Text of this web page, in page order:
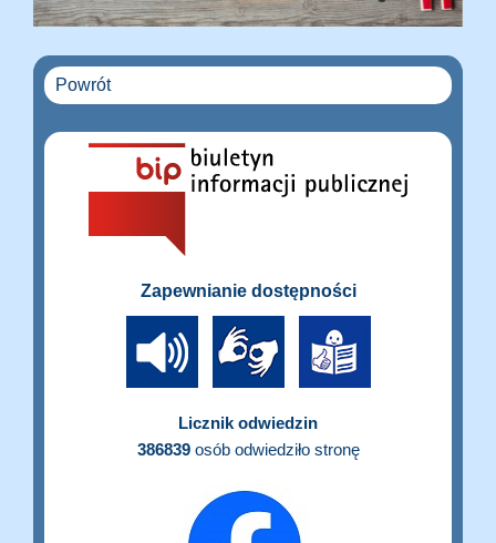
Powrót
Zapewnianie dostępności
Licznik odwiedzin
386839osób odwiedziło stronę